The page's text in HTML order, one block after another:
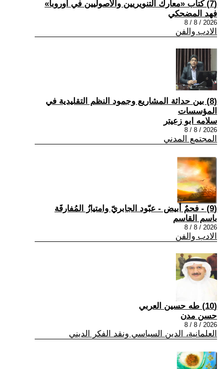
(7) كتاب «معارك التنويريين والأصوليين في أوروبا»
فهد المضحكي
2026 / 8 / 8
الادب والفن
(8) بين حداثة المشاريع وجمود النظم التقليدية في
المؤسسات
سلامه ابو زعيتر
2026 / 8 / 8
المجتمع المدني
(9) - فحمٌ أبيض - عبّود الجابريّ وامتيازُ المُفارقَة
باسم القاسم
2026 / 8 / 8
الادب والفن
(10) طه حسين العربي
حسن مدن
2026 / 8 / 8
العلمانية، الدين السياسي ونقد الفكر الديني